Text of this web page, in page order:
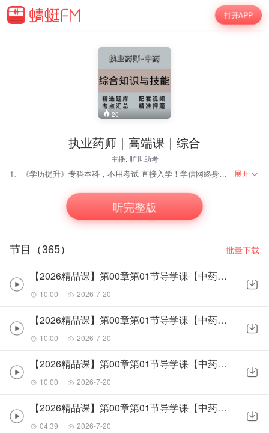
打开APP
20
执业药师｜高端课｜综合
主播: 旷世助考
1、《学历提升》专科本科，不用考试 直接入学！学信网终身可查！！！ 中专证书直出，全国唯一网上可查中专毕业证！！！ 2、助理工程师、工程师、副高、高级工程师代评审 3、建造师、安全员代报名、继续教育 4、计算机软考、普通话、建协八大员、专业监理工程师 5、论文发表、专利申请、软著代办等 6、物业经理、计算机一级、二级、网教统考 7、一建、二建、注安、监理、造价、咨询、中会、初会课程培训 获取最新完整版视频课程：请私信 展开
听完整版
节目（365） 批量下载
【2026精品课】第00章第01节导学课【中药综合】_0
10:00 2026-7-20
【2026精品课】第00章第01节导学课【中药综合】_1
10:00 2026-7-20
【2026精品课】第00章第01节导学课【中药综合】_2
10:00 2026-7-20
【2026精品课】第00章第01节导学课【中药综合】_3
04:39 2026-7-20